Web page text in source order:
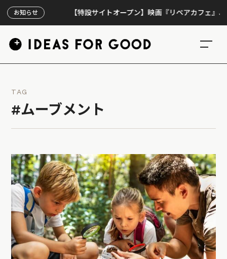
お知らせ 【特設サイトオープン】映画『リペアカフェ』、上映
TAG
#ムーブメント